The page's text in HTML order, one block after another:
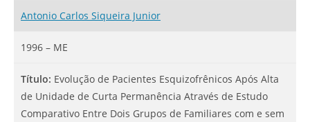
Antonio Carlos Siqueira Junior
1996 – ME
Título: Evolução de Pacientes Esquizofrênicos Após Alta
de Unidade de Curta Permanência Através de Estudo
Comparativo Entre Dois Grupos de Familiares com e sem